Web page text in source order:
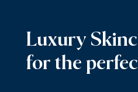
Luxury
for the